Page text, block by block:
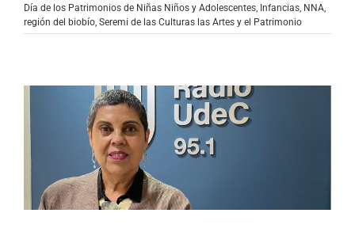
Día de los Patrimonios de Niñas Niños y Adolescentes Infancias NNA
región del biobío Seremi de las Culturas las Artes y el Patrimonio